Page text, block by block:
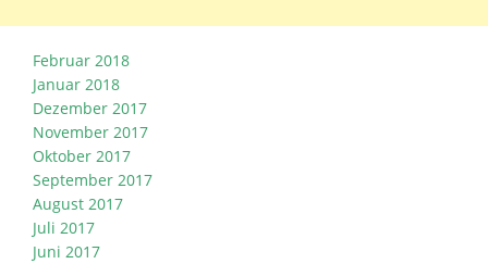
Februar 2018
Januar 2018
Dezember 2017
November 2017
Oktober 2017
September 2017
August 2017
Juli 2017
Juni 2017